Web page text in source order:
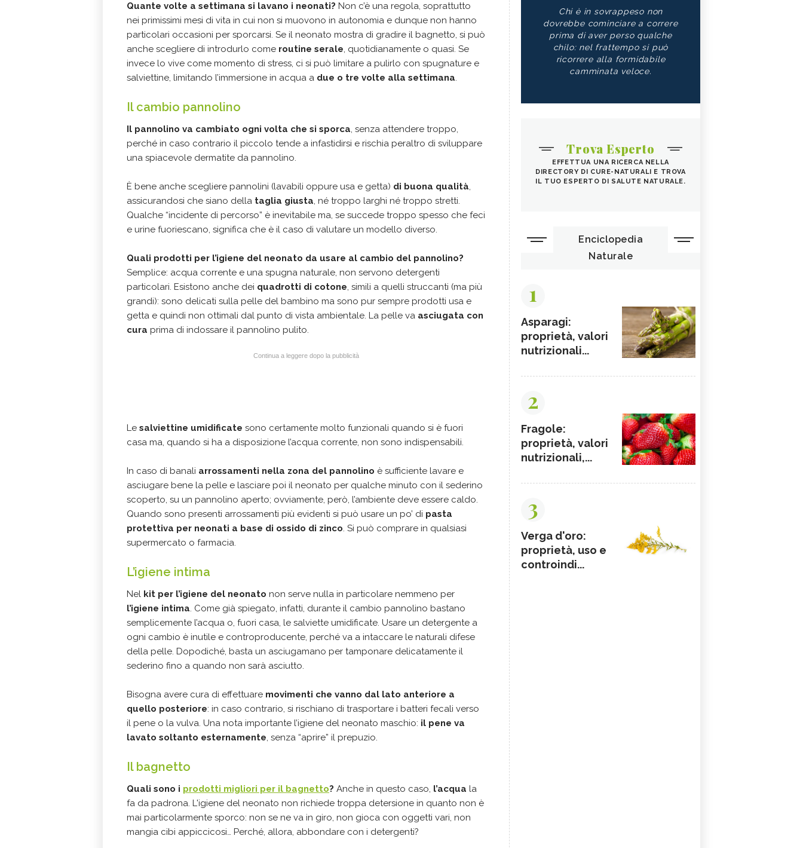
Quante volte a settimana si lavano i neonati? Non c’è una regola, soprattutto
nei primissimi mesi di vita in cui non si muovono in autonomia e dunque non hanno
particolari occasioni per sporcarsi. Se il neonato mostra di gradire il bagnetto, si può
anche scegliere di introdurlo come routine serale, quotidianamente o quasi. Se
invece lo vive come momento di stress, ci si può limitare a pulirlo con spugnature e
salviettine, limitando l’immersione in acqua a due o tre volte alla settimana.
Il cambio pannolino
Il pannolino va cambiato ogni volta che si sporca, senza attendere troppo,
perché in caso contrario il piccolo tende a infastidirsi e rischia peraltro di sviluppare
una spiacevole dermatite da pannolino.
È bene anche scegliere pannolini (lavabili oppure usa e getta) di buona qualità,
assicurandosi che siano della taglia giusta, né troppo larghi né troppo stretti.
Qualche “incidente di percorso” è inevitabile ma, se succede troppo spesso che feci
e urine fuoriescano, significa che è il caso di valutare un modello diverso.
Quali prodotti per l’igiene del neonato da usare al cambio del pannolino?
Semplice: acqua corrente e una spugna naturale, non servono detergenti
particolari. Esistono anche dei quadrotti di cotone, simili a quelli struccanti (ma più
grandi): sono delicati sulla pelle del bambino ma sono pur sempre prodotti usa e
getta e quindi non ottimali dal punto di vista ambientale. La pelle va asciugata con
cura prima di indossare il pannolino pulito.
Continua a leggere dopo la pubblicità
Le salviettine umidificate sono certamente molto funzionali quando si è fuori
casa ma, quando si ha a disposizione l’acqua corrente, non sono indispensabili.
In caso di banali arrossamenti nella zona del pannolino è sufficiente lavare e
asciugare bene la pelle e lasciare poi il neonato per qualche minuto con il sederino
scoperto, su un pannolino aperto; ovviamente, però, l’ambiente deve essere caldo.
Quando sono presenti arrossamenti più evidenti si può usare un po’ di pasta
protettiva per neonati a base di ossido di zinco. Si può comprare in qualsiasi
supermercato o farmacia.
L’igiene intima
Nel kit per l’igiene del neonato non serve nulla in particolare nemmeno per
l’igiene intima. Come già spiegato, infatti, durante il cambio pannolino bastano
semplicemente l’acqua o, fuori casa, le salviette umidificate. Usare un detergente a
ogni cambio è inutile e controproducente, perché va a intaccare le naturali difese
della pelle. Dopodiché, basta un asciugamano per tamponare delicatamente il
sederino fino a quando non sarà asciutto.
Bisogna avere cura di effettuare movimenti che vanno dal lato anteriore a
quello posteriore: in caso contrario, si rischiano di trasportare i batteri fecali verso
il pene o la vulva. Una nota importante l’igiene del neonato maschio: il pene va
lavato soltanto esternamente, senza “aprire” il prepuzio.
Il bagnetto
Quali sono i prodotti migliori per il bagnetto? Anche in questo caso, l’acqua la
fa da padrona. L'igiene del neonato non richiede troppa detersione in quanto non è
mai particolarmente sporco: non se ne va in giro, non gioca con oggetti vari, non
mangia cibi appiccicosi… Perché, allora, abbondare con i detergenti?
Chi è in sovrappeso non
dovrebbe cominciare a correre
prima di aver perso qualche
chilo: nel frattempo si può
ricorrere alla formidabile
camminata veloce.
Trova Esperto
EFFETTUA UNA RICERCA NELLA
DIRECTORY DI CURE-NATURALI E TROVA
IL TUO ESPERTO DI SALUTE NATURALE.
Enciclopedia
Naturale
1
Asparagi:
proprietà, valori
nutrizionali...
2
Fragole:
proprietà, valori
nutrizionali,...
3
Verga d'oro:
proprietà, uso e
controindi...